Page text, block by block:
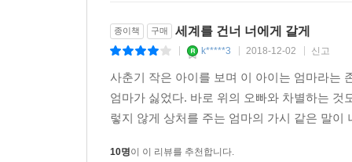
독자들은 두 은유의 편지가 먼 시간을 건너 서로
언니. 요즘은 어쩐지 자꾸만 이상한 생각이 들
종이책 구매 세계를 건너 너에게 갈게
k*****3 2018-12-02 신고
사춘기 작은 아이를 보며 이 아이는 엄마라는
엄마가 싫었다. 바로 위의 오빠와 차별하는
렇지 않게 상처를 주는 엄마의 가시 같은 말
10명이 이 리뷰를 추천합니다.